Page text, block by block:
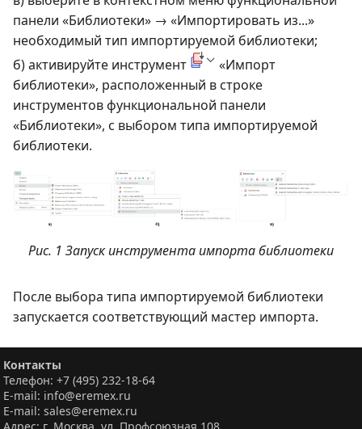
панели «Библиотеки» → «Импортировать из...»
необходимый тип импортируемой библиотеки;
б) активируйте инструмент
«Импорт
библиотеки», расположенный в строке
инструментов функциональной панели
«Библиотеки», с выбором типа импортируемой
библиотеки.
Рис. 1 Запуск инструмента импорта библиотеки
После выбора типа импортируемой библиотеки
запускается соответствующий мастер импорта.
Контакты
Телефон: +7 (495) 232-18-64
E-mail: info@eremex.ru
E-mail: sales@eremex.ru
Адрес: г. Москва, ул. Профсоюзная 108